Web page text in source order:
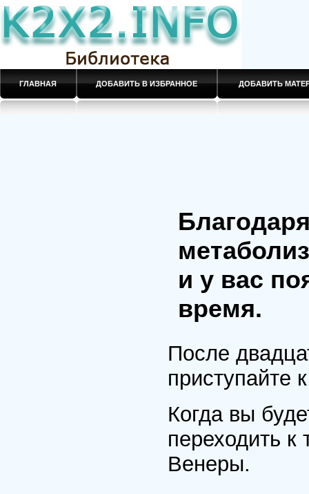
ГЛАВНАЯ ДОБАВИТЬ В ИЗБРАННОЕ ДОБАВИТЬ
и у вас
время.
После
приступайте
Когда вы
переходить
Венеры.